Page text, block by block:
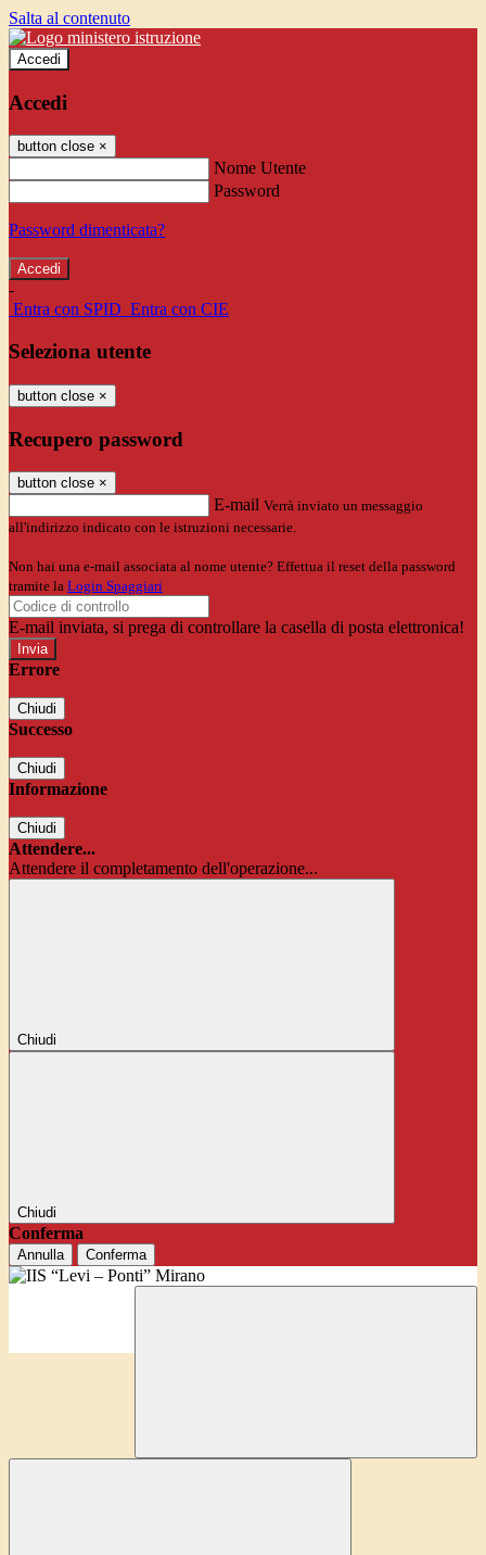
Salta al contenuto
Accedi
Accedi
button close ×
Nome Utente
Password
Password dimenticata?
-
Entra con SPID Entra con CIE
Seleziona utente
button close ×
Recupero password
button close ×
E-mail Verrà inviato un messaggio
all'indirizzo indicato con le istruzioni necessarie.
Non hai una e-mail associata al nome utente? Effettua il reset della password
tramite la Login Spaggiari
E-mail inviata, si prega di controllare la casella di posta elettronica!
Errore
Chiudi
Successo
Chiudi
Informazione
Chiudi
Attendere...
Attendere il completamento dell'operazione...
Chiudi
Chiudi
Conferma
Annulla Conferma